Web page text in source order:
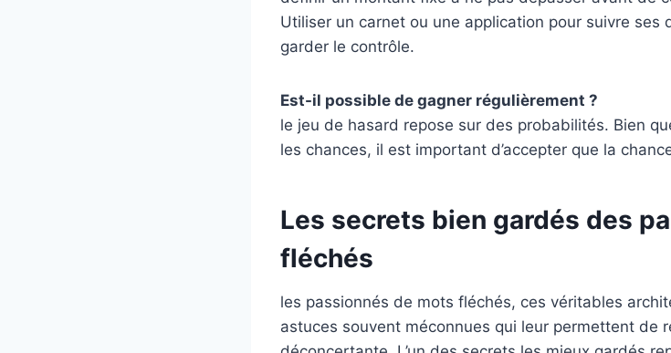
Utiliser un carnet ou une application pour suivre ses
garder le contrôle.
Est-il possible de gagner régulièrement ?
le jeu de hasard repose sur des probabilités. Bien
les chances, il est important d’accepter que la
Les secrets bien gardés des
fléchés
les passionnés de mots fléchés, ces véritables
astuces souvent méconnues qui leur permettent de